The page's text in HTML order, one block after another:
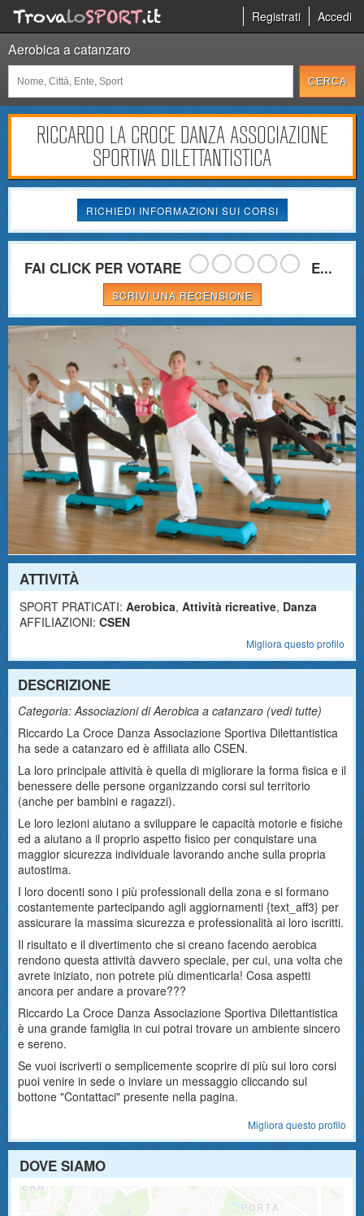
Registrati Accedi
Aerobica a catanzaro
RICCARDO LA CROCE DANZA ASSOCIAZIONE
SPORTIVA DILETTANTISTICA
RICHIEDI INFORMAZIONI SUI CORSI
FAI CLICK PER VOTARE E...
SCRIVI UNA RECENSIONE
ATTIVITÀ
SPORT PRATICATI: Aerobica, Attività ricreative, Danza
AFFILIAZIONI: CSEN
Migliora questo profilo
DESCRIZIONE
Categoria: Associazioni di Aerobica a catanzaro (vedi tutte)
Riccardo La Croce Danza Associazione Sportiva Dilettantistica
ha sede a catanzaro ed è affiliata allo CSEN.
La loro principale attività è quella di migliorare la forma fisica e il
benessere delle persone organizzando corsi sul territorio
(anche per bambini e ragazzi).
Le loro lezioni aiutano a sviluppare le capacità motorie e fisiche
ed a aiutano a il proprio aspetto fisico per conquistare una
maggior sicurezza individuale lavorando anche sulla propria
autostima.
I loro docenti sono i più professionali della zona e si formano
costantemente partecipando agli aggiornamenti {text_aff3} per
assicurare la massima sicurezza e professionalità ai loro iscritti.
Il risultato e il divertimento che si creano facendo aerobica
rendono questa attività davvero speciale, per cui, una volta che
avrete iniziato, non potrete più dimenticarla! Cosa aspetti
ancora per andare a provare???
Riccardo La Croce Danza Associazione Sportiva Dilettantistica
è una grande famiglia in cui potrai trovare un ambiente sincero
e sereno.
Se vuoi iscriverti o semplicemente scoprire di più sui loro corsi
puoi venire in sede o inviare un messaggio cliccando sul
bottone "Contattaci" presente nella pagina.
Migliora questo profilo
DOVE SIAMO